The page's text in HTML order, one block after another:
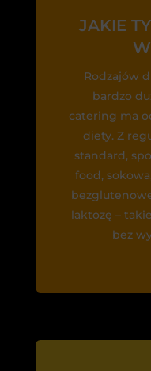
JAKIE
Rodzajów
bardzo
catering ma
diety. Z
standard,
food,
laktozę –
bez